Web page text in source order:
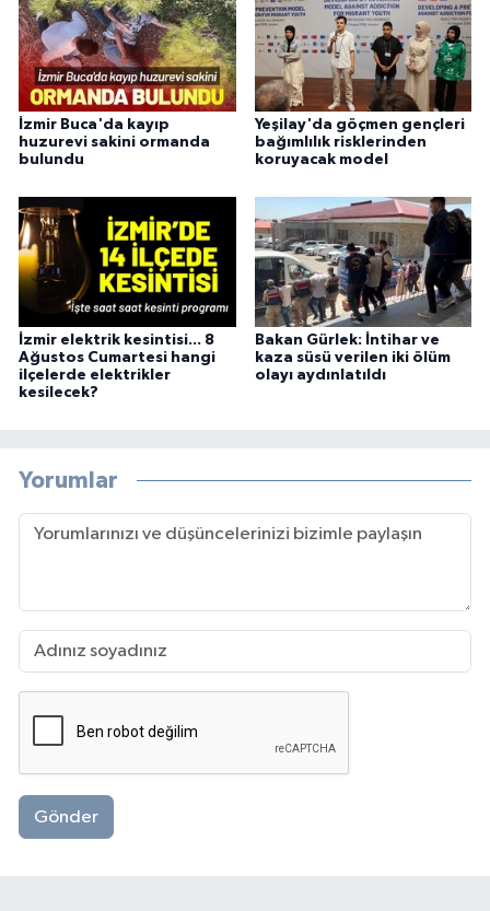
İzmir Buca'da kayıp
huzurevi sakini ormanda
bulundu
Yeşilay'da göçmen gençleri
bağımlılık risklerinden
koruyacak model
İzmir elektrik kesintisi... 8
Ağustos Cumartesi hangi
ilçelerde elektrikler
kesilecek?
Bakan Gürlek: İntihar ve
kaza süsü verilen iki ölüm
olayı aydınlatıldı
Yorumlar
Gönder